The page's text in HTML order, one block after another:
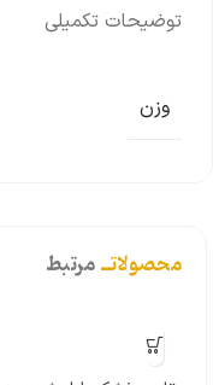
توضیحات تکمیلی
وزن
محصولاتــمرتبط